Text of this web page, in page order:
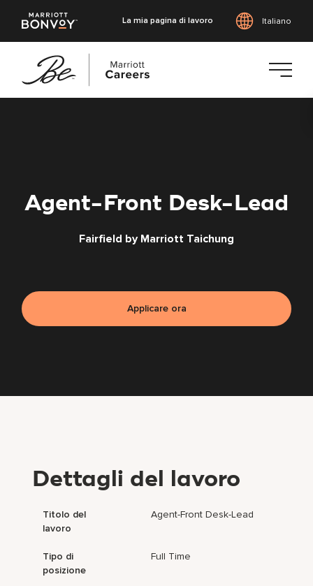
La mia pagina di lavoro Italiano
Agent-Front Desk-Lead
Fairfield by Marriott Taichung
Applicare ora
Dettagli del lavoro
Titolo del
lavoro
Agent-Front Desk-Lead
Tipo di
posizione
Full Time